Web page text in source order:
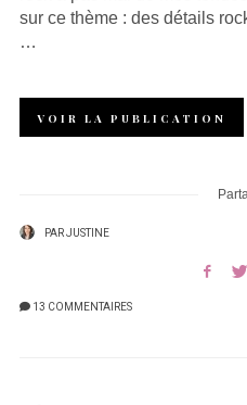
sur ce thème : des détails
…
VOIR LA PUBLICATION
PARJUSTINE
13 COMMENTAIRES